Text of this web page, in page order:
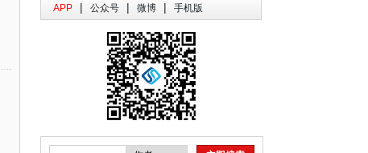
APP | 公众号 | 微博 | 手机版